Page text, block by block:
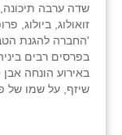
שדה ערבה תיכונה,
זואולוג, ביולוג,
'החברה להגנת
בפרסים רבים
באירוע הונחה
שיזף, על שמו של